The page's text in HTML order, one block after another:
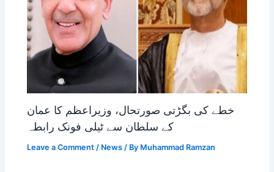
خطے کی بگڑتی صورتحال، وزیراعظم کا عمان
کے سلطان سے ٹیلی فونک رابطہ
Leave a Comment / News / By Muhammad Ramzan